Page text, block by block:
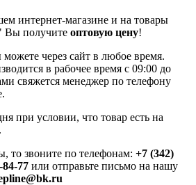
интернет-магазине и на товары
Вы получите оптовую цену!
через сайт в любое время.
в рабочее время с 09:00 до
свяжется менеджер по телефону
при условии, что товар есть на
то звоните по телефонам: +7 (342)
84-77 или отправьте письмо на нашу